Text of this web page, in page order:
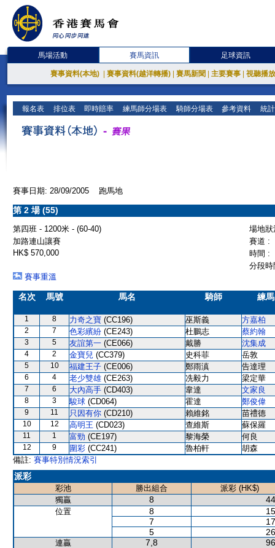
馬場活動 賽馬資訊 足球資訊
賽事資料(本地) 賽事資料(越洋轉播) 賽馬新聞 主要賽事 視聽播
報名表 排位表 即時賠率 練馬師分場表 騎師分場表 參考資料 統
賽事日期: 28/09/2005 跑馬地
第 2 場 (55)
第四班 - 1200米 - (60-40)
場地
加路連山讓賽
賽道 :
HK$ 570,000
時間 :
分段
賽事重溫
名次 馬號 馬名 騎師 練
1 8 力奇之寶 (CC196) 巫斯義 方嘉柏
2 7 色彩繽紛 (CE243) 杜鵬志 蔡約翰
3 5 友誼第一 (CE066) 戴勝 沈集成
4 2 金寶兒 (CC379) 史科菲 岳敦
5 10 福建王子 (CE006) 鄭雨滇 告達理
6 4 老少雙雄 (CE263) 冼毅力 梁定華
7 6 大內高手 (CD403) 韋達 文家良
8 3 駿球 (CD064) 霍達 鄭俊偉
9 11 只因有你 (CD210) 賴維銘 苗禮德
10 12 高明王 (CD023) 查維斯 蘇保羅
11 1 富勁 (CE197) 黎海榮 何良
12 9 圍彩 (CC241) 魯柏軒
胡森
備註: 賽事特別情況索引
派彩
彩池 勝出組合
派彩 (HK$)
獨贏
8
位置 8
7
5
連贏 7,8